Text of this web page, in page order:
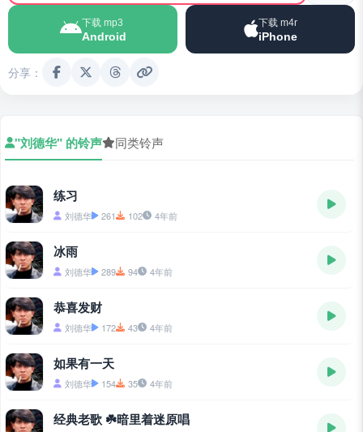
下载 mp3
Android
下载 m4r
iPhone
分享：
"刘德华" 的铃声 同类铃声
练习
刘德华 261 102 4年前
冰雨
刘德华 289 94 4年前
恭喜发财
刘德华 172 43 4年前
如果有一天
刘德华 154 35 4年前
经典老歌 ☘️暗里着迷原唱